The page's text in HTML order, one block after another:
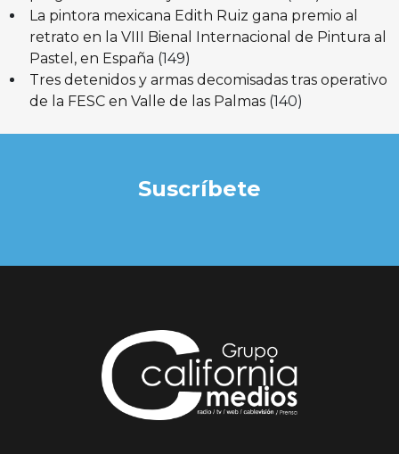
La pintora mexicana Edith Ruiz gana premio al
retrato en la VIII Bienal Internacional de Pintura al
Pastel, en España (149)
Tres detenidos y armas decomisadas tras operativo
de la FESC en Valle de las Palmas (140)
Suscríbete